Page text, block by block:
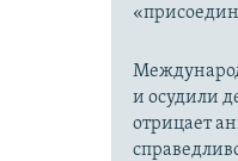
и осудили
отрицает